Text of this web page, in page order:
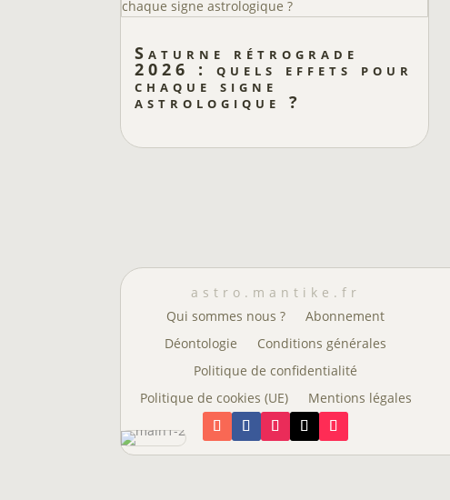
Saturne rétrograde
2026 : quels effets pour
chaque signe
astrologique ?
astro.mantike.fr
Qui sommes nous ?
Abonnement
Déontologie
Conditions générales
Politique de confidentialité
Politique de cookies (UE)
Mentions légales